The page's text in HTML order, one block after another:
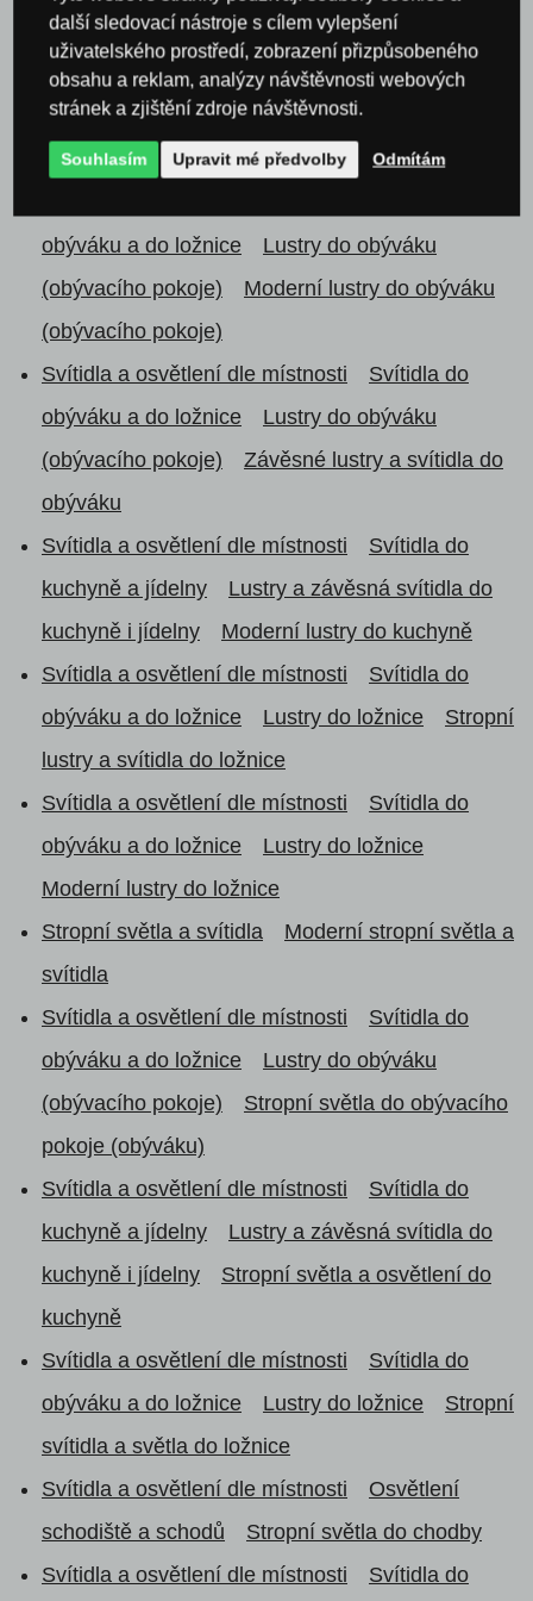
Lustry a zavěsná svítidla
Vintage lustry a
stropní svítidla
Lustry a zavěsná svítidla
Skleněné lustry
závěsné
obýváku a do ložnice
Lustry do obýváku
(obývacího pokoje)
Moderní lustry do obýváku
(obývacího pokoje)
Svítidla a osvětlení dle místnosti
Svítidla do
obýváku a do ložnice
Lustry do obýváku
(obývacího pokoje)
Závěsné lustry a svítidla do
obýváku
Svítidla a osvětlení dle místnosti
Svítidla do
kuchyně a jídelny
Lustry a závěsná svítidla do
kuchyně i jídelny
Moderní lustry do kuchyně
Svítidla a osvětlení dle místnosti
Svítidla do
obýváku a do ložnice
Lustry do ložnice
Stropní
lustry a svítidla do ložnice
Svítidla a osvětlení dle místnosti
Svítidla do
obýváku a do ložnice
Lustry do ložnice
Moderní lustry do ložnice
Stropní světla a svítidla
Moderní stropní světla a
svítidla
Svítidla a osvětlení dle místnosti
Svítidla do
obýváku a do ložnice
Lustry do obýváku
(obývacího pokoje)
Stropní světla do obývacího
pokoje (obýváku)
Svítidla a osvětlení dle místnosti
Svítidla do
kuchyně a jídelny
Lustry a závěsná svítidla do
kuchyně i jídelny
Stropní světla a osvětlení do
kuchyně
Svítidla a osvětlení dle místnosti
Svítidla do
obýváku a do ložnice
Lustry do ložnice
Stropní
svítidla a světla do ložnice
Svítidla a osvětlení dle místnosti
Osvětlení
schodiště a schodů
Stropní světla do chodby
Svítidla a osvětlení dle místnosti
Svítidla do
další sledovací nástroje s cílem vylepšení
uživatelského prostředí, zobrazení přizpůsobeného
obsahu a reklam, analýzy návštěvnosti webových
stránek a zjištění zdroje návštěvnosti.
Souhlasím Upravit mé předvolby Odmítám